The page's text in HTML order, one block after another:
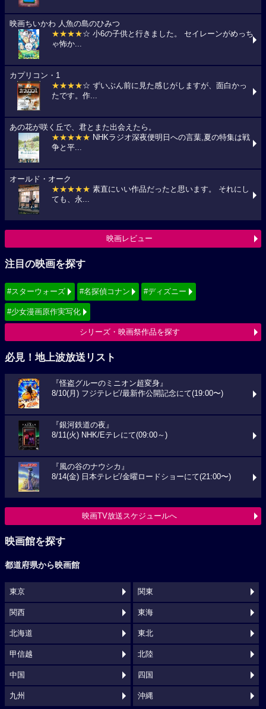
映画ちいかわ 人魚の島のひみつ
★★★★☆ 小6の子供と行きました。 セイレーンがめっち
ゃ怖か...
カプリコン・1
★★★★☆ ずいぶん前に見た感じがしますが、面白かっ
たです。作...
あの花が咲く丘で、君とまた出会えたら。
★★★★★ NHKラジオ深夜便明日への言葉,夏の特集は戦
争と平...
オールド・オーク
★★★★★ 素直にいい作品だったと思います。 それにし
ても、永...
映画レビュー
注目の映画を探す
#スターウォーズ #名探偵コナン #ディズニー
#少女漫画原作実写化
シリーズ・映画祭作品を探す
必見！地上波放送リスト
『怪盗グルーのミニオン超変身』
8/10(月) フジテレビ/最新作公開記念にて(19:00〜)
『銀河鉄道の夜』
8/11(火) NHK/Eテレにて(09:00～)
『風の谷のナウシカ』
8/14(金) 日本テレビ/金曜ロードショーにて(21:00〜)
映画TV放送スケジュールへ
映画館を探す
都道府県から映画館
東京 関東
関西 東海
北海道 東北
甲信越 北陸
中国 四国
九州 沖縄